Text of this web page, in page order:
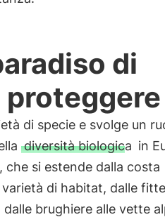
di
di specie e svolge un
diversità biologica in
che si estende dalla costa
di habitat, dalle fitte
brughiere alle vette